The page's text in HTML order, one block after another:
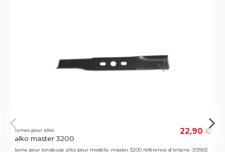
lames pour alko
alko master 3200
22,90 €
lame pour tondeuse alko pour modèle: master 3200 référence d'origine: 313903